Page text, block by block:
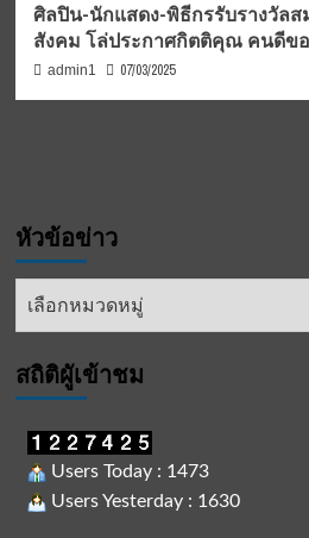
ศิลปิน-นักแสดง-พิธีกรรับรางวัลส
สังคม โล่ประกาศกิตติคุณ คนดีข
admin1 07/03/2025
หัวข้อข่าว
หัวข้อ
สถิติผูัเข้าชม
Users Today : 1473
Users Yesterday : 1630